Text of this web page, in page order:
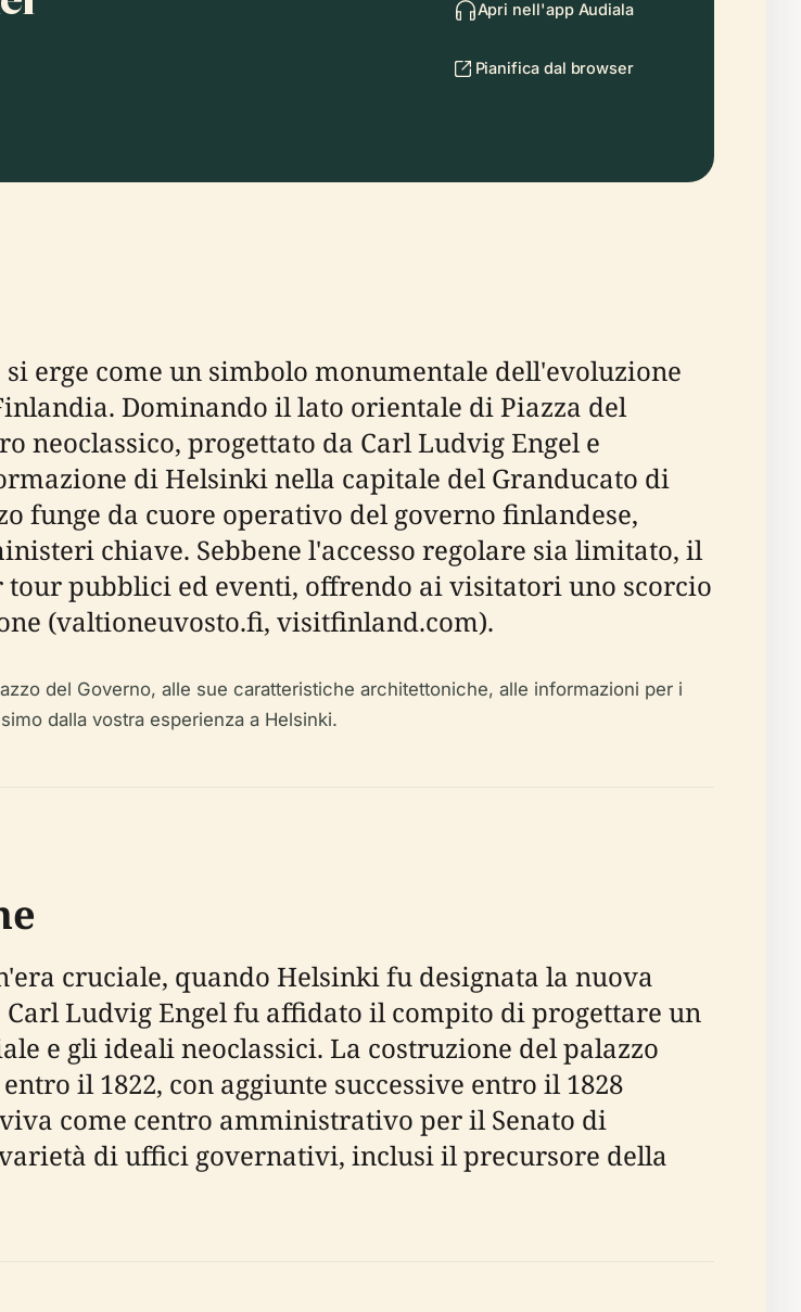
Apri nell'app Audiala
Pianifica dal browser
erge come un simbolo monumentale dell'evoluzione
Dominando il lato orientale di Piazza del
neoclassico, progettato da Carl Ludvig Engel e
di Helsinki nella capitale del Granducato di
funge da cuore operativo del governo finlandese,
chiave. Sebbene l'accesso regolare sia limitato, il
tour pubblici ed eventi, offrendo ai visitatori uno scorcio
(valtioneuvosto.fi, visitfinland.com).
del Governo, alle sue caratteristiche architettoniche, alle informazioni per i
dalla vostra esperienza a Helsinki.
cruciale, quando Helsinki fu designata la nuova
Ludvig Engel fu affidato il compito di progettare un
e gli ideali neoclassici. La costruzione del palazzo
il 1822, con aggiunte successive entro il 1828
come centro amministrativo per il Senato di
di uffici governativi, inclusi il precursore della